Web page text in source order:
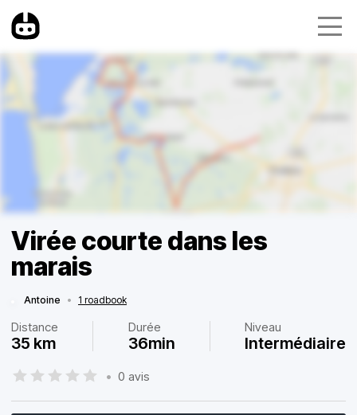
Virée courte dans les
marais
Antoine • 1 roadbook
Distance
35 km
Durée
36min
Niveau
Intermédiaire
• 0 avis